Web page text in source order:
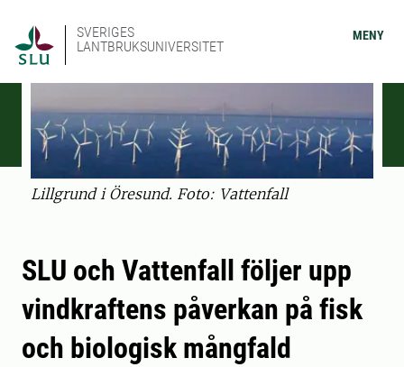
SVERIGES
LANTBRUKSUNIVERSITET
MENY
Lillgrund i Öresund. Foto: Vattenfall
SLU och Vattenfall följer upp
vindkraftens påverkan på fisk
och biologisk mångfald